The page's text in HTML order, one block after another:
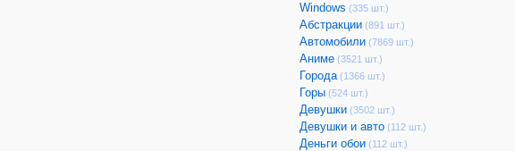
Windows (335 шт.)
Абстракции (891 шт.)
Автомобили (7869 шт.)
Аниме (3521 шт.)
Города (1366 шт.)
Горы (524 шт.)
Девушки (3502 шт.)
Девушки и авто (112 шт.)
Деньги обои (112 шт.)